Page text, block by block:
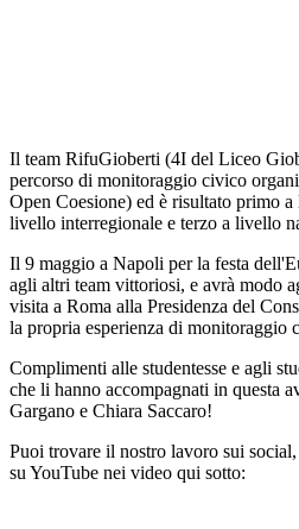
Il team RifuGioberti (4I del Liceo
percorso di monitoraggio civico
Open Coesione) ed è risultato primo
livello interregionale e terzo a livello
Il 9 maggio a Napoli per la festa
agli altri team vittoriosi, e avrà modo
visita a Roma alla Presidenza del
la propria esperienza di monitoraggio
Complimenti alle studentesse e agli
che li hanno accompagnati in questa
Gargano e Chiara Saccaro!
Puoi trovare il nostro lavoro sui
su YouTube nei video qui sotto: